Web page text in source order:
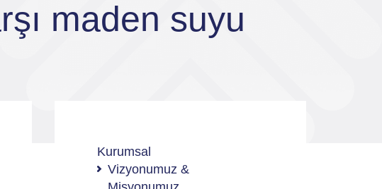
maden suyu
Kurumsal
Vizyonumuz &